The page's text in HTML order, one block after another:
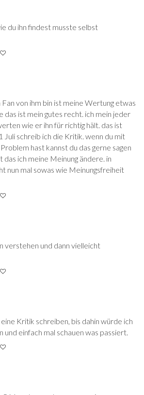
du ihn findest musste selbst
Fan von ihm bin ist meine Wertung etwas
das ist mein gutes recht. ich mein jeder
wie er ihn für richtig hält. das ist
Juli schreib ich die Kritik. wenn du mit
hast kannst du das gerne sagen
das ich meine Meinung ändere. in
nun mal sowas wie Meinungsfreiheit
verstehen und dann vielleicht
Kritik schreiben, bis dahin würde ich
und einfach mal schauen was passiert.